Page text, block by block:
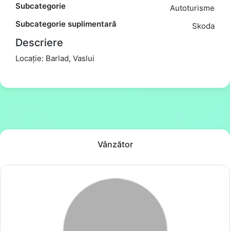
Subcategorie
Autoturisme
Subcategorie suplimentară
Skoda
Descriere
Locație: Barlad, Vaslui
Vânzător